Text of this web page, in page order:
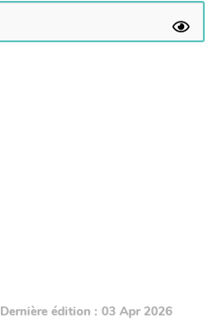
Dernière édition : 03 Apr 2026